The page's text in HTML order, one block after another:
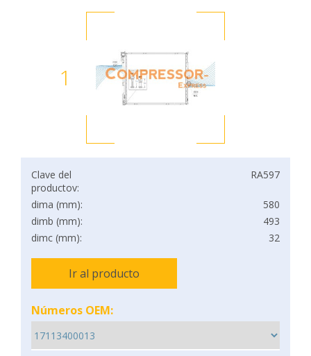
1
Clave del
productov:
RA597
dima (mm):
580
dimb (mm):
493
dimc (mm):
32
Ir al producto
Números OEM: